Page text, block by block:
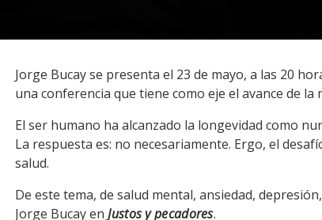
Facebook
Jorge Bucay se presenta el 23 de mayo, a las 20
una conferencia que tiene como eje el avance de la
El ser humano ha alcanzado la longevidad como
La respuesta es: no necesariamente. Ergo, el
salud.
De este tema, de salud mental, ansiedad,
Jorge Bucay en Justos y pecadores.